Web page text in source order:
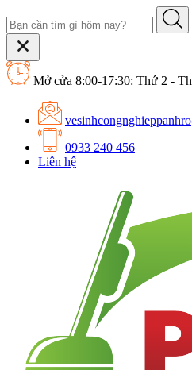
Mở cửa 8:00-17:30: Thứ 2 -
0933 240 456
Liên hệ